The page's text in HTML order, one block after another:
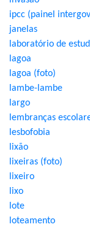
ipcc (painel
janelas
laboratório de
lagoa
lagoa (foto)
lambe-lambe
largo
lembranças
lesbofobia
lixão
lixeiras (foto)
lixeiro
lixo
lote
loteamento